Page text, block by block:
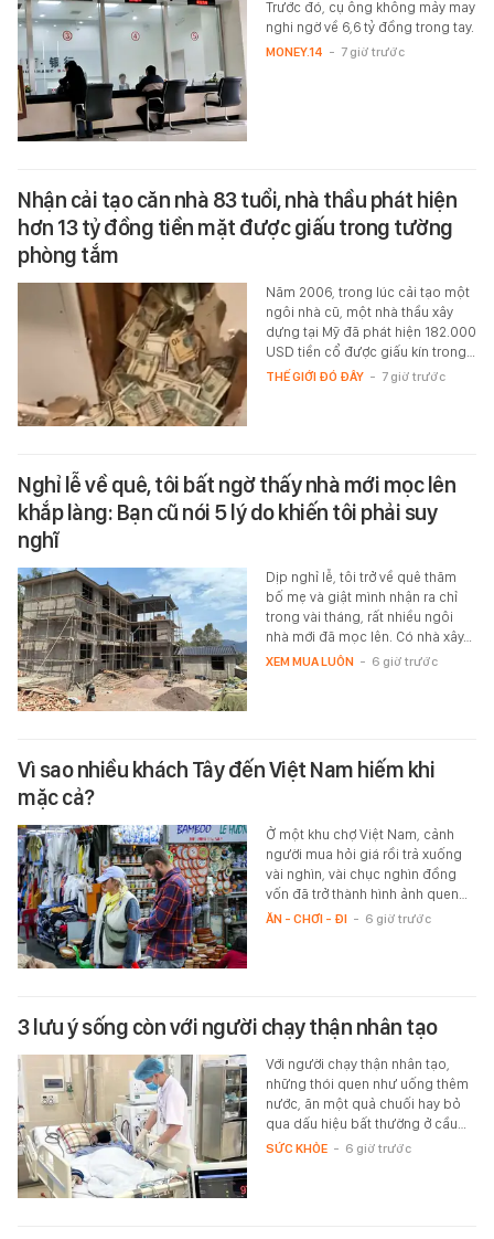
Trước đó, cụ ông không mảy may
nghi ngờ về 6,6 tỷ đồng trong tay.
MONEY.14 - 7 giờ trước
Nhận cải tạo căn nhà 83 tuổi, nhà thầu phát hiện
hơn 13 tỷ đồng tiền mặt được giấu trong tường
phòng tắm
Năm 2006, trong lúc cải tạo một
ngôi nhà cũ, một nhà thầu xây
dựng tại Mỹ đã phát hiện 182.000
USD tiền cổ được giấu kín trong…
THẾ GIỚI ĐÓ ĐÂY - 7 giờ trước
Nghỉ lễ về quê, tôi bất ngờ thấy nhà mới mọc lên
khắp làng: Bạn cũ nói 5 lý do khiến tôi phải suy
nghĩ
Dịp nghỉ lễ, tôi trở về quê thăm
bố mẹ và giật mình nhận ra chỉ
trong vài tháng, rất nhiều ngôi
nhà mới đã mọc lên. Có nhà xây…
XEM MUA LUÔN - 6 giờ trước
Vì sao nhiều khách Tây đến Việt Nam hiếm khi
mặc cả?
Ở một khu chợ Việt Nam, cảnh
người mua hỏi giá rồi trả xuống
vài nghìn, vài chục nghìn đồng
vốn đã trở thành hình ảnh quen…
ĂN - CHƠI - ĐI - 6 giờ trước
3 lưu ý sống còn với người chạy thận nhân tạo
Với người chạy thận nhân tạo,
những thói quen như uống thêm
nước, ăn một quả chuối hay bỏ
qua dấu hiệu bất thường ở cầu…
SỨC KHỎE - 6 giờ trước